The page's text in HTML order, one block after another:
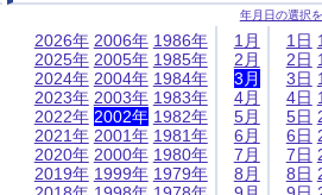
年月日の選択
2026年
2025年
2024年
2023年
2022年
2021年
2020年
2019年
2006年
2005年
2004年
2003年
2002年
2001年
2000年
1999年
1986年
1985年
1984年
1983年
1982年
1981年
1980年
1979年
1月
2月
3月
4月
5月
6月
7月
8月
1日
2日
3日
4日
5日
6日
7日
8日